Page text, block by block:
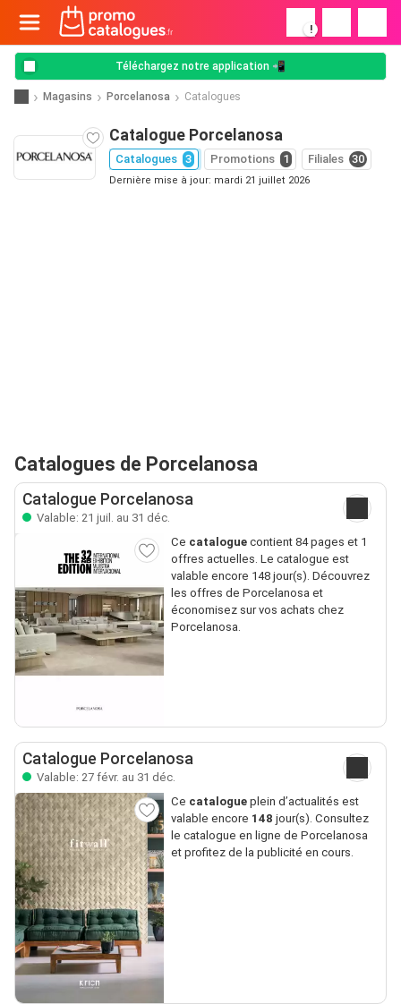
!
Téléchargez notre application 📲
Magasins Porcelanosa Catalogues
Catalogue Porcelanosa
Catalogues 3 Promotions 1 Filiales 30
Dernière mise à jour: mardi 21 juillet 2026
Catalogues de Porcelanosa
Catalogue Porcelanosa
Valable: 21 juil. au 31 déc.
Ce cataloguecontient 84 pages et 1
offres actuelles. Le catalogue est
valable encore 148 jour(s). Découvrez
les offres de Porcelanosa et
économisez sur vos achats chez
Porcelanosa.
Catalogue Porcelanosa
Valable: 27 févr. au 31 déc.
Ce catalogueplein d’actualités est
valable encore 148 jour(s). Consultez
le catalogue en ligne de Porcelanosa
et profitez de la publicité en cours.